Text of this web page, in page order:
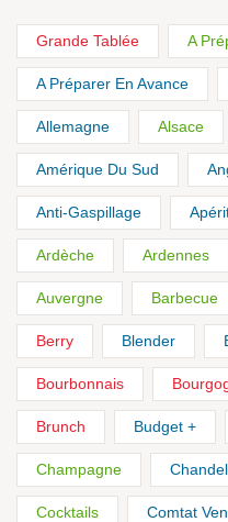
Grande Tablée A
A Préparer En Avance
Allemagne Alsace
Amérique Du Sud
Anti-Gaspillage
Ardèche Ardennes
Auvergne Barbecue
Berry Blender
Bourbonnais
Brunch Budget +
Champagne
Cocktails Comtat